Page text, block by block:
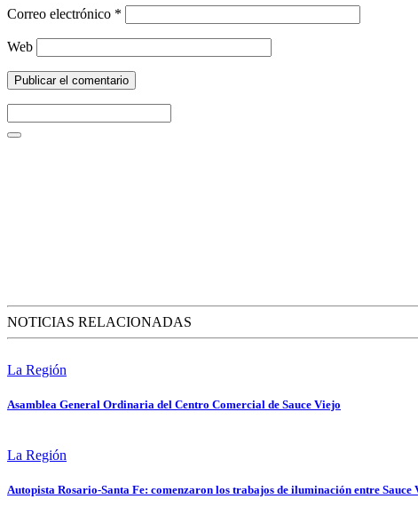
Correo electrónico *
Web
NOTICIAS RELACIONADAS
La Región
Asamblea General Ordinaria del Centro Comercial de Sauce Viejo
La Región
Autopista Rosario-Santa Fe: comenzaron los trabajos de iluminación entre Sauce